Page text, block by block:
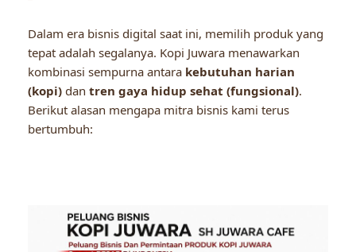
Dalam era bisnis digital saat ini, memilih produk yang
tepat adalah segalanya. Kopi Juwara menawarkan
kombinasi sempurna antara kebutuhan harian
(kopi) dan tren gaya hidup sehat (fungsional).
Berikut alasan mengapa mitra bisnis kami terus
bertumbuh: